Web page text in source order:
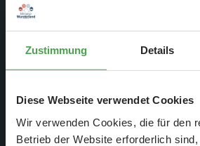
Zustimmung Details
Diese Webseite verwendet Cookies
Wir verwenden Cookies, die für den
Betrieb der Website erforderlich
Die Yachten in Monaco sollen nicht
aussehen, sondern auch nachts alle
steht aktuell eine der größeren
ausgestattet wird.